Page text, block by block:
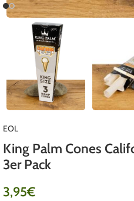
EOL
King Palm Cones
3er Pack
3,95€